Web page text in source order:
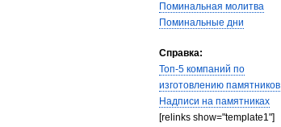
Поминальная молитва
Поминальные дни
Справка:
Топ-5 компаний по
изготовлению памятников
Надписи на памятниках
[relinks show="template1"]